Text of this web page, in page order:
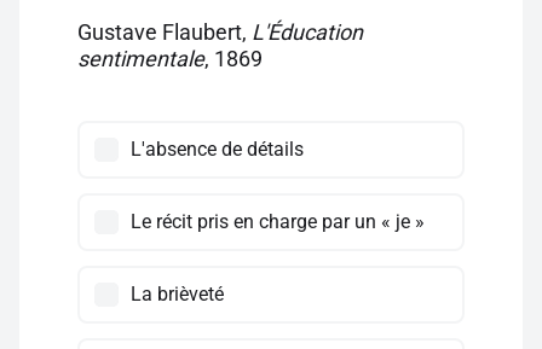
Gustave Flaubert, L'Éducation
sentimentale, 1869
L'absence de détails
Le récit pris en charge par un « je »
La brièveté